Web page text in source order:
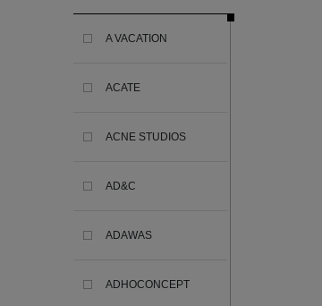
A VACATION
ACATE
ACNE STUDIOS
AD&C
ADAWAS
ADHOCONCEPT